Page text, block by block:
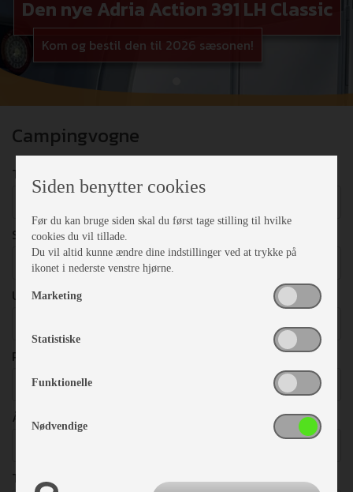
Den nye Adria Action 391 LH Classic
Kom og bestil den til 2026 sæsonen!
Campingvogne
TYPE
SENGEPLADSER
Vælg
UDSTYR
PRISER
Vælg
ÅRGANG
TOTALVÆGT
Siden benytter cookies
Før du kan bruge siden skal du først tage stilling til hvilke
cookies du vil tillade.
Du vil altid kunne ændre dine indstillinger ved at trykke på
ikonet i nederste venstre hjørne.
Marketing
Statistiske
Funktionelle
Nødvendige